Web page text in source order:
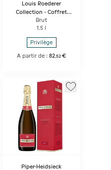
Louis Roederer
Collection - Coffret
Duo 2 bouteilles
Brut
1.5 l
Privilège
A partir de :82 ,52 €
Piper-Heidsieck